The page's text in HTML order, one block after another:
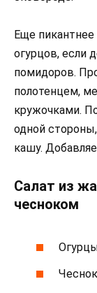
Еще
огурцов, если
помидоров.
полотенцем,
кружочками.
одной
кашу.
Салат из
чесноком